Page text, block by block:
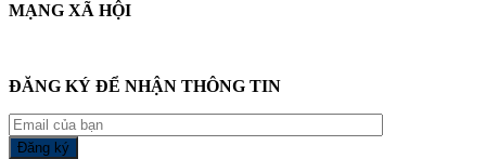
MẠNG XÃ HỘI
ĐĂNG KÝ ĐỂ NHẬN THÔNG TIN